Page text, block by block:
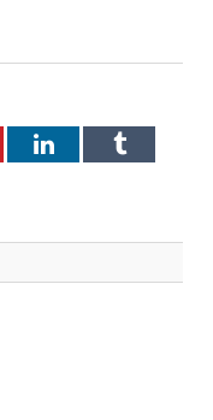
LinkedInTumblr